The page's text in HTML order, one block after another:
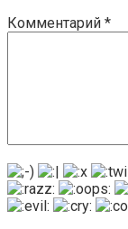
Комментарий *